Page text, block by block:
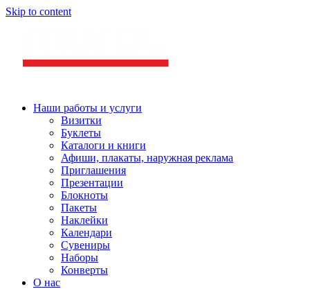
Skip to content
Наши работы и услуги
Визитки
Буклеты
Каталоги и книги
Афиши, плакаты, наружная реклама
Приглашения
Презентации
Блокноты
Пакеты
Наклейки
Календари
Сувениры
Наборы
Конверты
О нас